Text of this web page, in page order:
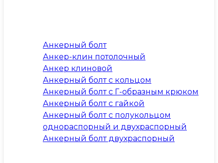
Анкерный болт
Анкер-клин потолочный
Анкер клиновой
Анкерный болт с кольцом
Анкерный болт с Г-образным крюком
Анкерный болт с гайкой
Анкерный болт с полукольцом
однораспорный и двухраспорный
Анкерный болт двухраспорный